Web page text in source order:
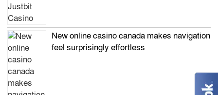
New online casino canada makes navigation
feel surprisingly effortless